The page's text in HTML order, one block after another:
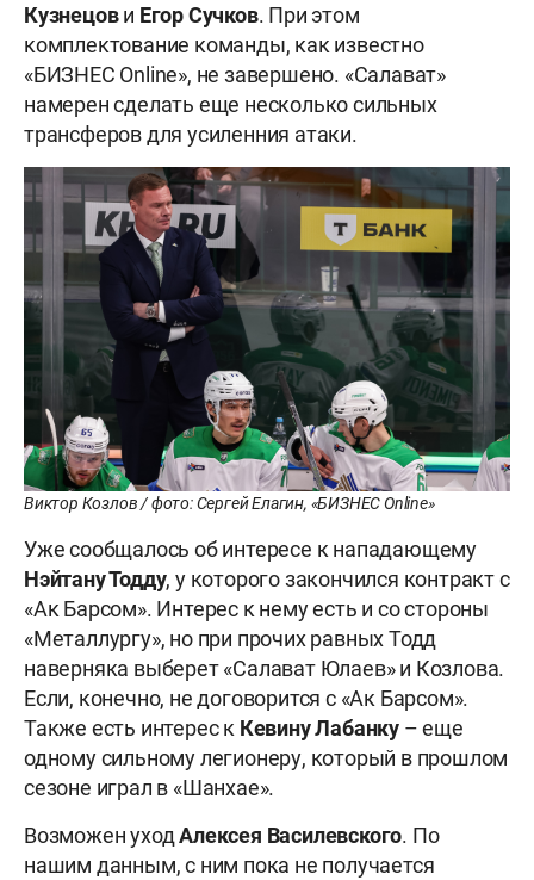
Кузнецови Егор Сучков. При этом
комплектование команды, как известно
«БИЗНЕС Online», не завершено. «Салават»
намерен сделать еще несколько сильных
трансферов для усиленния атаки.
Виктор Козлов / фото: Сергей Елагин, «БИЗНЕС Online»
Уже сообщалось об интересе к нападающему
Нэйтану Тодду, у которого закончился контракт с
«Ак Барсом». Интерес к нему есть и со стороны
«Металлургу», но при прочих равных Тодд
наверняка выберет «Салават Юлаев» и Козлова.
Если, конечно, не договорится с «Ак Барсом».
Также есть интерес к Кевину Лабанку –еще
одному сильному легионеру, который в прошлом
сезоне играл в «Шанхае».
Возможен уходАлексея Василевского. По
нашим данным, с ним пока не получается